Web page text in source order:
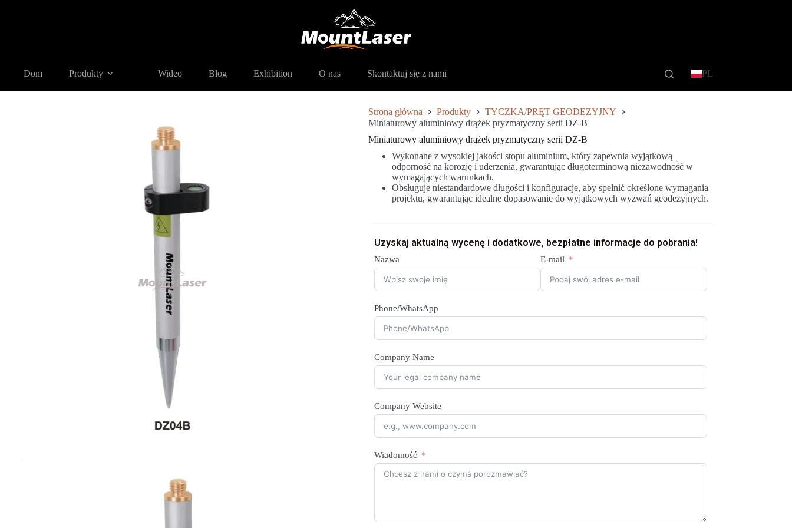
Dom Produkty Wideo Blog Exhibition O nas Skontaktuj się z nami PL
Miniaturowy aluminiowy drążek pryzmatyczny serii DZ-B
Strona główna Produkty
TYCZKA/PRĘT GEODEZYJNY
Miniaturowy aluminiowy drążek pryzmatyczny serii DZ-B
Miniaturowy aluminiowy drążek pryzmatyczny serii DZ-B
Wykonane z wysokiej jakości stopu aluminium, który zapewnia wyjątkową
odporność na korozję i uderzenia, gwarantując długoterminową niezawodność w
wymagających warunkach.
Obsługuje niestandardowe długości i konfiguracje, aby spełnić określone wymagania
projektu, gwarantując idealne dopasowanie do wyjątkowych wyzwań geodezyjnych.
Uzyskaj aktualną wycenę i dodatkowe, bezpłatne informacje do pobrania!
Nazwa E-mail
Phone/WhatsApp
Company Name
Company Website
Wiadomość